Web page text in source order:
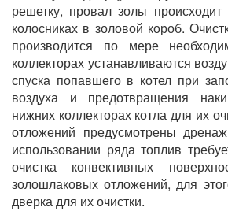
решетку, провал золы происходит
колосниках в золовой короб.
производится по мере
коллекторах устанавливаются
спуска попавшего в котел при
воздуха и предотвращения
нижних коллекторах котла для их
отложений предусмотрены
использовании ряда топлив
очистка конвективных
золошлаковых отложений, для
дверка для их очистки.